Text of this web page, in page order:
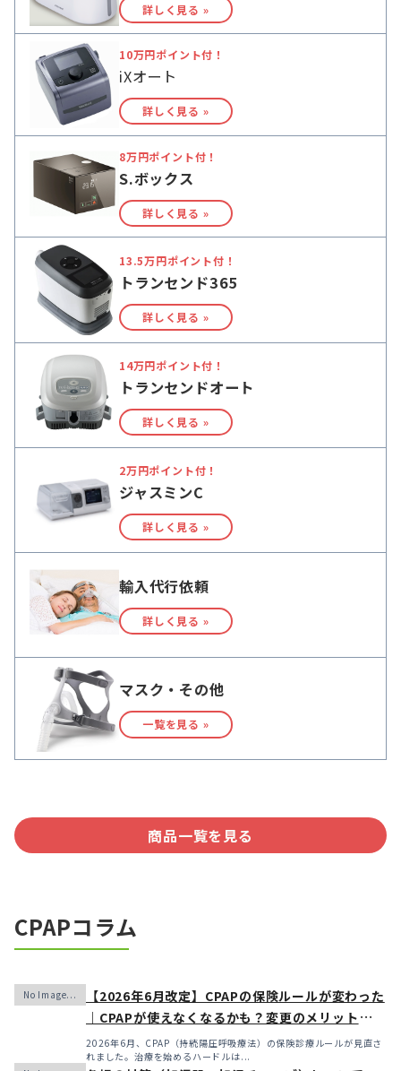
詳しく見る »
10万円ポイント付！
iXオート
詳しく見る »
8万円ポイント付！
S.ボックス
詳しく見る »
13.5万円ポイント付！
トランセンド365
詳しく見る »
14万円ポイント付！
トランセンドオート
詳しく見る »
2万円ポイント付！
ジャスミンC
詳しく見る »
輸入代行依頼
詳しく見る »
マスク・その他
一覧を見る »
商品一覧を見る
CPAPコラム
【2026年6月改定】CPAPの保険ルールが変わった
｜CPAPが使えなくなるかも？変更のメリット・デ
メリットと「購入」という選択肢
2026年6月、CPAP（持続陽圧呼吸療法）の保険診療ルールが見直さ
れました。治療を始めるハードルは...